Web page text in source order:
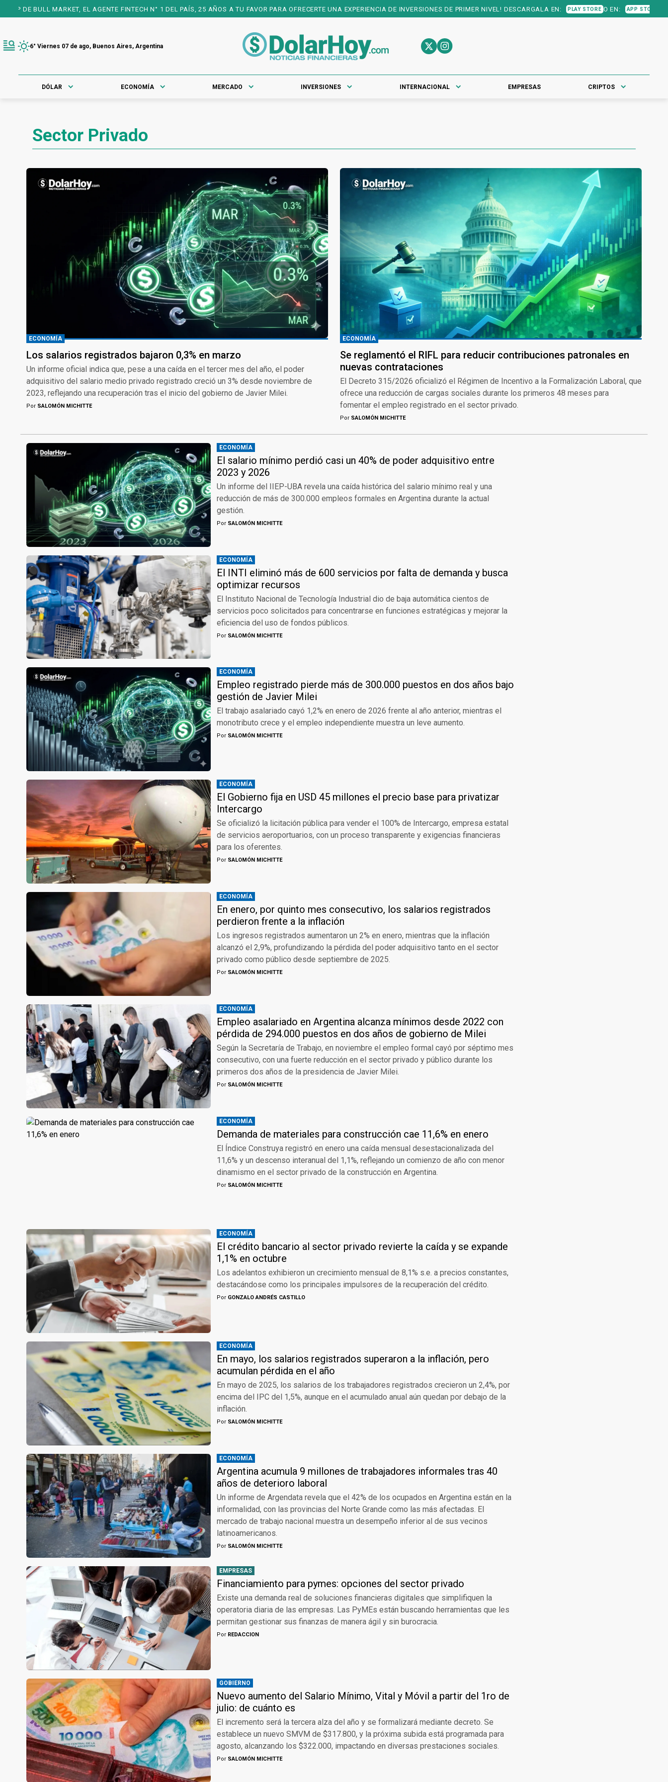
EL AGENTE FINTECH N° 1 DEL PAÍS, 25 AÑOS A TU FAVOR PARA OFRECERTE UNA EXPERIENCIA DE INVERSIONES DE PRIMER NIVEL! DESCARGALA EN: PLAY STORE O EN: APP STORE
6° Viernes 07 de ago, Buenos Aires, Argentina
DÓLAR ECONOMÍA MERCADO INVERSIONES INTERNACIONAL EMPRESAS CRIPTOS
Sector Privado
ECONOMÍA
Los salarios registrados bajaron 0,3% en marzo
Un informe oficial indica que, pese a una caída en el tercer mes del año, el poder
adquisitivo del salario medio privado registrado creció un 3% desde noviembre de
2023, reflejando una recuperación tras el inicio del gobierno de Javier Milei.
Por SALOMÓN MICHITTE
ECONOMÍA
Se reglamentó el RIFL para reducir contribuciones patronales en
nuevas contrataciones
El Decreto 315/2026 oficializó el Régimen de Incentivo a la Formalización Laboral, que
ofrece una reducción de cargas sociales durante los primeros 48 meses para
fomentar el empleo registrado en el sector privado.
Por SALOMÓN MICHITTE
ECONOMÍA
El salario mínimo perdió casi un 40% de poder adquisitivo entre
2023 y 2026
Un informe del IIEP-UBA revela una caída histórica del salario mínimo real y una
reducción de más de 300.000 empleos formales en Argentina durante la actual
gestión.
Por SALOMÓN MICHITTE
ECONOMÍA
El INTI eliminó más de 600 servicios por falta de demanda y busca
optimizar recursos
El Instituto Nacional de Tecnología Industrial dio de baja automática cientos de
servicios poco solicitados para concentrarse en funciones estratégicas y mejorar la
eficiencia del uso de fondos públicos.
Por SALOMÓN MICHITTE
ECONOMÍA
Empleo registrado pierde más de 300.000 puestos en dos años bajo
gestión de Javier Milei
El trabajo asalariado cayó 1,2% en enero de 2026 frente al año anterior, mientras el
monotributo crece y el empleo independiente muestra un leve aumento.
Por SALOMÓN MICHITTE
ECONOMÍA
El Gobierno fija en USD 45 millones el precio base para privatizar
Intercargo
Se oficializó la licitación pública para vender el 100% de Intercargo, empresa estatal
de servicios aeroportuarios, con un proceso transparente y exigencias financieras
para los oferentes.
Por SALOMÓN MICHITTE
ECONOMÍA
En enero, por quinto mes consecutivo, los salarios registrados
perdieron frente a la inflación
Los ingresos registrados aumentaron un 2% en enero, mientras que la inflación
alcanzó el 2,9%, profundizando la pérdida del poder adquisitivo tanto en el sector
privado como público desde septiembre de 2025.
Por SALOMÓN MICHITTE
ECONOMÍA
Empleo asalariado en Argentina alcanza mínimos desde 2022 con
pérdida de 294.000 puestos en dos años de gobierno de Milei
Según la Secretaría de Trabajo, en noviembre el empleo formal cayó por séptimo mes
consecutivo, con una fuerte reducción en el sector privado y público durante los
primeros dos años de la presidencia de Javier Milei.
Por SALOMÓN MICHITTE
ECONOMÍA
Demanda de materiales para construcción cae 11,6% en enero
El Índice Construya registró en enero una caída mensual desestacionalizada del
11,6% y un descenso interanual del 1,1%, reflejando un comienzo de año con menor
dinamismo en el sector privado de la construcción en Argentina.
Por SALOMÓN MICHITTE
ECONOMÍA
El crédito bancario al sector privado revierte la caída y se expande
1,1% en octubre
Los adelantos exhibieron un crecimiento mensual de 8,1% s.e. a precios constantes,
destacándose como los principales impulsores de la recuperación del crédito.
Por GONZALO ANDRÉS CASTILLO
ECONOMÍA
En mayo, los salarios registrados superaron a la inflación, pero
acumulan pérdida en el año
En mayo de 2025, los salarios de los trabajadores registrados crecieron un 2,4%, por
encima del IPC del 1,5%, aunque en el acumulado anual aún quedan por debajo de la
inflación.
Por SALOMÓN MICHITTE
ECONOMÍA
Argentina acumula 9 millones de trabajadores informales tras 40
años de deterioro laboral
Un informe de Argendata revela que el 42% de los ocupados en Argentina están en la
informalidad, con las provincias del Norte Grande como las más afectadas. El
mercado de trabajo nacional muestra un desempeño inferior al de sus vecinos
latinoamericanos.
Por SALOMÓN MICHITTE
EMPRESAS
Financiamiento para pymes: opciones del sector privado
Existe una demanda real de soluciones financieras digitales que simplifiquen la
operatoria diaria de las empresas. Las PyMEs están buscando herramientas que les
permitan gestionar sus finanzas de manera ágil y sin burocracia.
Por REDACCION
GOBIERNO
Nuevo aumento del Salario Mínimo, Vital y Móvil a partir del 1ro de
julio: de cuánto es
El incremento será la tercera alza del año y se formalizará mediante decreto. Se
establece un nuevo SMVM de $317.800, y la próxima subida está programada para
agosto, alcanzando los $322.000, impactando en diversas prestaciones sociales.
Por SALOMÓN MICHITTE